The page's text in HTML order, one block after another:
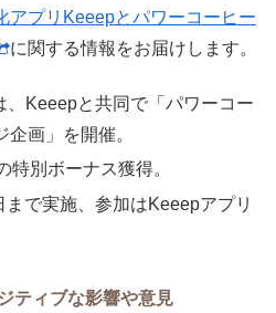
アプリKeeepとパワーコーヒー
に関する情報をお届けします。
、Keeepと共同で「パワーコー
企画」を開催。
特別ボーナス獲得。
で実施、参加はKeeepアプリ
ティブな影響や意見